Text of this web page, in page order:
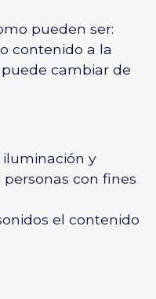
pueden ser:
contenido a la
cambiar de
iluminación y
con fines
el contenido